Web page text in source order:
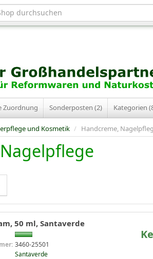
Zuordnung Sonderposten (2) Kategorien
und Kosmetik / Handcreme,
50 ml, Santaverde
3460-25501
Santaverde